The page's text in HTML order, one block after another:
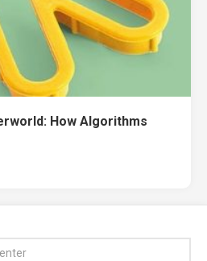
How Algorithms